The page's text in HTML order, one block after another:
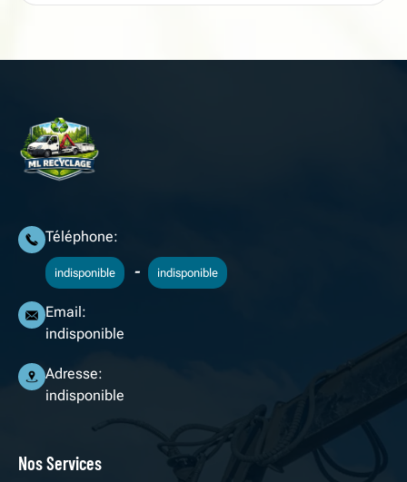
Téléphone:
indisponible - indisponible
Email:
indisponible
Adresse:
indisponible
Nos Services